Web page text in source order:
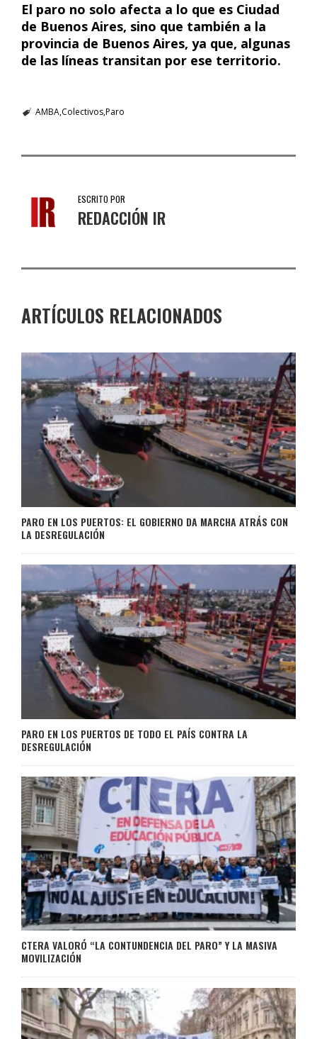
El paro no solo afecta a lo que es Ciudad
de Buenos Aires, sino que también a la
provincia de Buenos Aires, ya que, algunas
de las líneas transitan por ese territorio.
AMBAColectivosParo
ESCRITO POR
REDACCIÓN IR
ARTÍCULOS RELACIONADOS
PARO EN LOS PUERTOS: EL GOBIERNO DA MARCHA ATRÁS CON
LA DESREGULACIÓN
PARO EN LOS PUERTOS DE TODO EL PAÍS CONTRA LA
DESREGULACIÓN
CTERA VALORÓ “LA CONTUNDENCIA DEL PARO” Y LA MASIVA
MOVILIZACIÓN